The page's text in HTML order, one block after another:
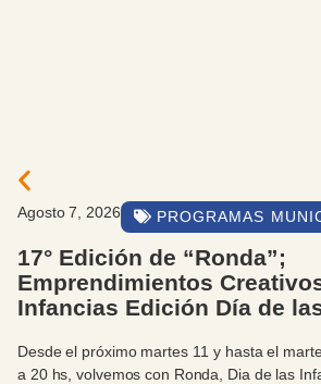
Agosto 7, 2026 PROGRAMAS
17° Edición de “Ronda”;
Emprendimientos
Infancias Edición Día de
Desde el próximo martes 11 y hasta el
a 20 hs, volvemos con Ronda, Dia de las